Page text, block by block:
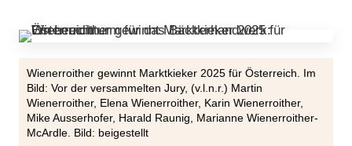
Wienerroither gewinnt Marktkieker 2025 für Österreich. Im
Bild: Vor der versammelten Jury, (v.l.n.r.) Martin
Wienerroither, Elena Wienerroither, Karin Wienerroither,
Mike Ausserhofer, Harald Raunig, Marianne Wienerroither-
McArdle. Bild: beigestellt